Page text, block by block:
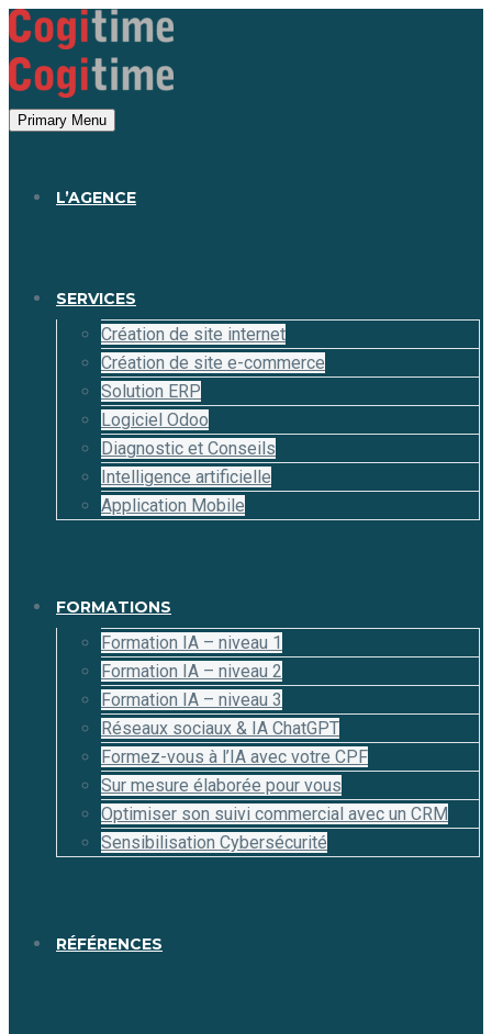
Primary Menu
L’AGENCE
SERVICES
Création de site internet
Création de site e-commerce
Solution ERP
Logiciel Odoo
Diagnostic et Conseils
Intelligence artificielle
Application Mobile
FORMATIONS
Formation IA – niveau 1
Formation IA – niveau 2
Formation IA – niveau 3
Réseaux sociaux & IA ChatGPT
Formez-vous à l’IA avec votre CPF
Sur mesure élaborée pour vous
Optimiser son suivi commercial avec un CRM
Sensibilisation Cybersécurité
RÉFÉRENCES
Panneau de gestion des cookies